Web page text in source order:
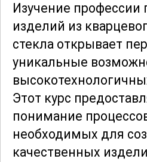
Изучение
изделий из
стекла открывает
уникальные
Этот курс
понимание
необходимых для
качественных